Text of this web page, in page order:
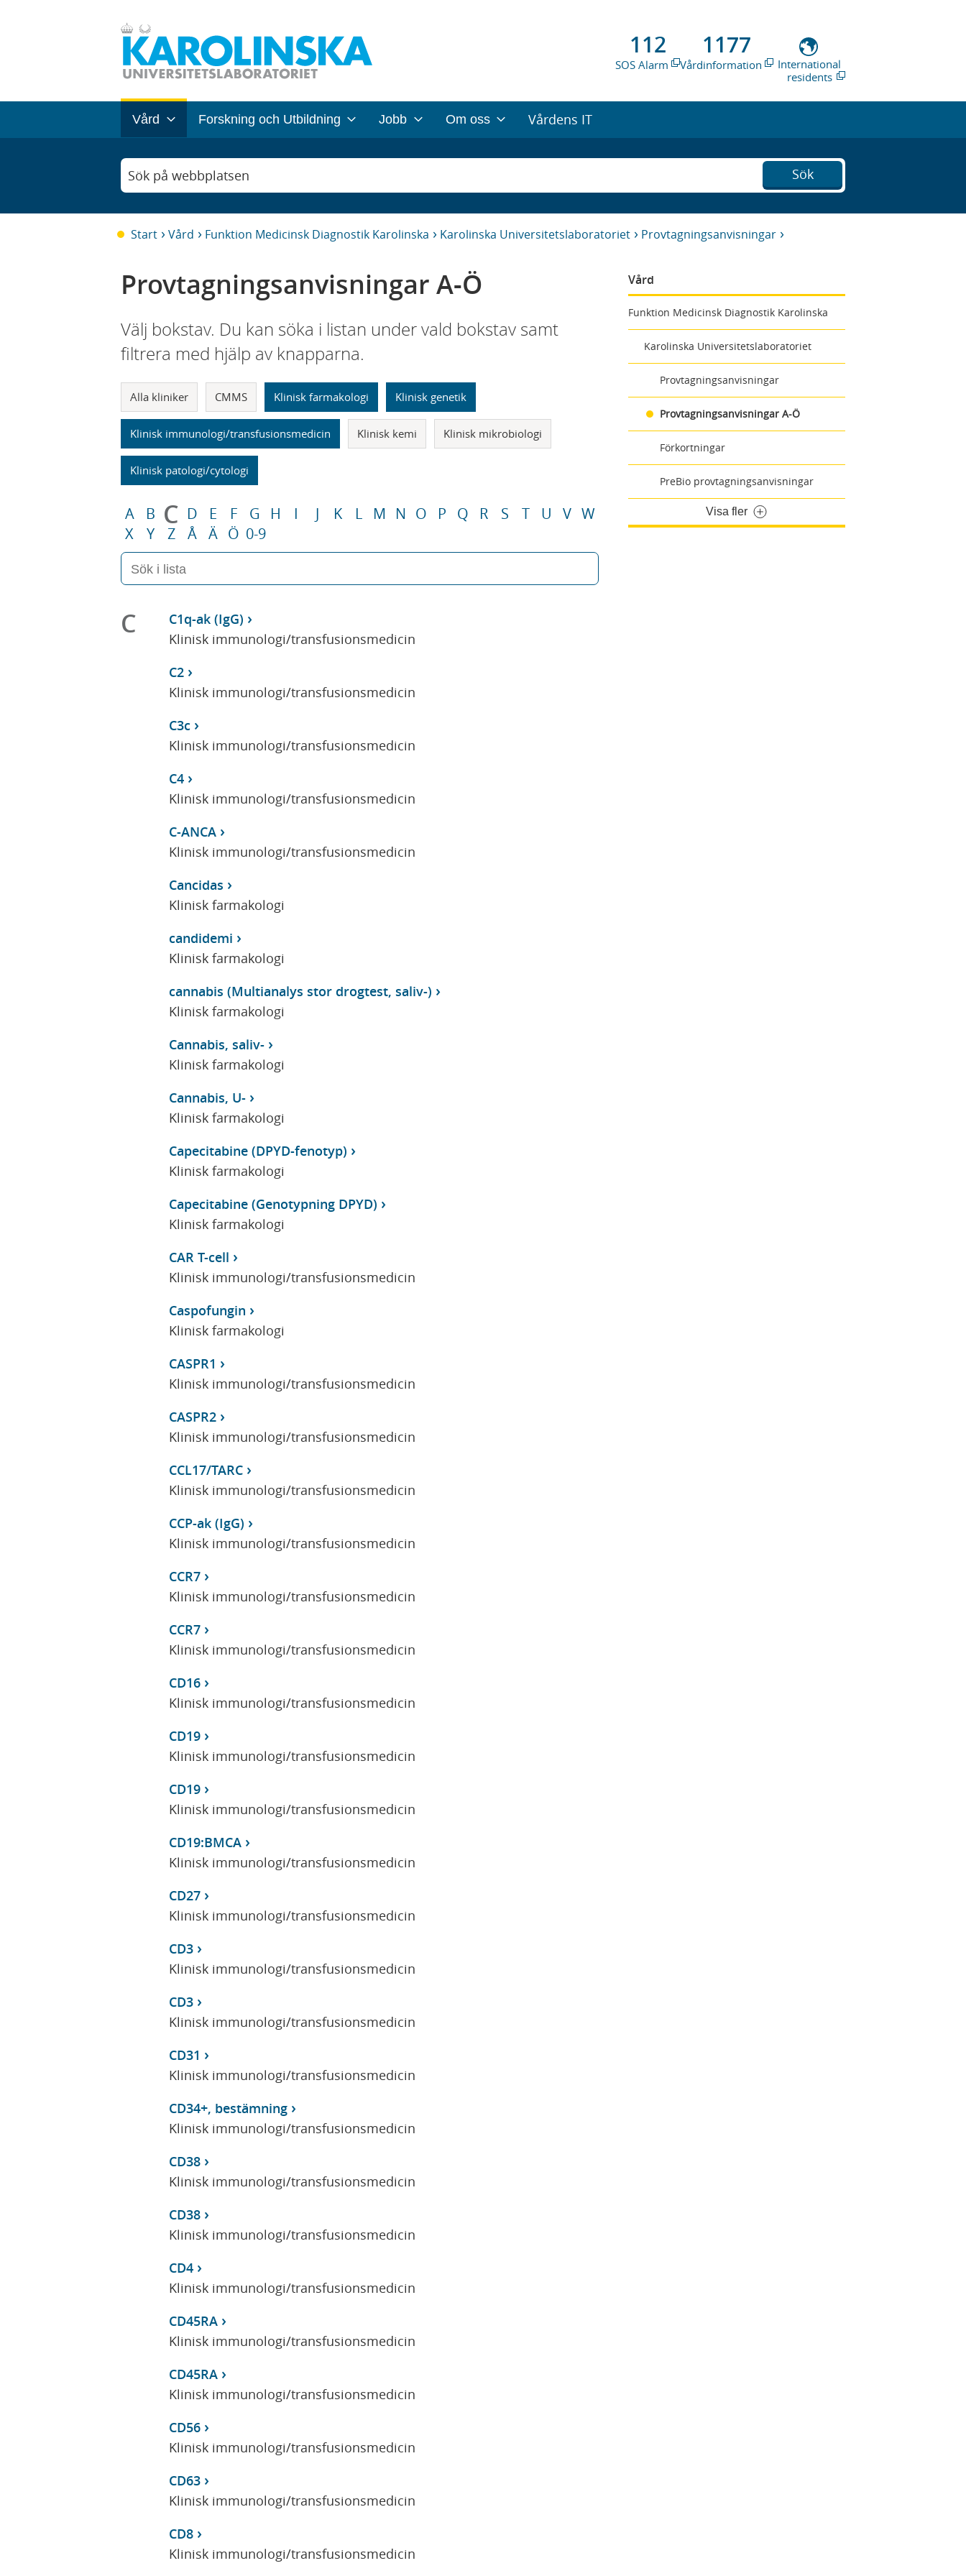
112
SOS Alarm
1177
Vårdinformation
International
residents
Vård Forskning och Utbildning Jobb Om oss Vårdens IT
Sök på webbplatsen Sök
Start Vård Funktion Medicinsk Diagnostik Karolinska Karolinska Universitetslaboratoriet Provtagningsanvisningar
Vård
Funktion Medicinsk Diagnostik Karolinska
Karolinska Universitetslaboratoriet
Provtagningsanvisningar
Provtagningsanvisningar A-Ö
Förkortningar
PreBio provtagningsanvisningar
Visa fler
Provtagningsanvisningar A-Ö
Välj bokstav. Du kan söka i listan under vald bokstav samt
filtrera med hjälp av knapparna.
Alla kliniker CMMS Klinisk farmakologi Klinisk genetik
Klinisk immunologi/transfusionsmedicin Klinisk kemi Klinisk mikrobiologi
Klinisk patologi/cytologi
A B C D E F G H I J K L M N O P Q R S T U V W
X
Y Z Å Ä Ö 0-9
C
C1q-ak (IgG)
Klinisk immunologi/transfusionsmedicin
C2
Klinisk immunologi/transfusionsmedicin
C3c
Klinisk immunologi/transfusionsmedicin
C4
Klinisk immunologi/transfusionsmedicin
C-ANCA
Klinisk immunologi/transfusionsmedicin
Cancidas
Klinisk farmakologi
candidemi
Klinisk farmakologi
cannabis (Multianalys stor drogtest, saliv-)
Klinisk farmakologi
Cannabis, saliv-
Klinisk farmakologi
Cannabis, U-
Klinisk farmakologi
Capecitabine (DPYD-fenotyp)
Klinisk farmakologi
Capecitabine (Genotypning DPYD)
Klinisk farmakologi
CAR T-cell
Klinisk immunologi/transfusionsmedicin
Caspofungin
Klinisk farmakologi
CASPR1
Klinisk immunologi/transfusionsmedicin
CASPR2
Klinisk immunologi/transfusionsmedicin
CCL17/TARC
Klinisk immunologi/transfusionsmedicin
CCP-ak (IgG)
Klinisk immunologi/transfusionsmedicin
CCR7
Klinisk immunologi/transfusionsmedicin
CCR7
Klinisk immunologi/transfusionsmedicin
CD16
Klinisk immunologi/transfusionsmedicin
CD19
Klinisk immunologi/transfusionsmedicin
CD19
Klinisk immunologi/transfusionsmedicin
CD19:BMCA
Klinisk immunologi/transfusionsmedicin
CD27
Klinisk immunologi/transfusionsmedicin
CD3
Klinisk immunologi/transfusionsmedicin
CD3
Klinisk immunologi/transfusionsmedicin
CD31
Klinisk immunologi/transfusionsmedicin
CD34+, bestämning
Klinisk immunologi/transfusionsmedicin
CD38
Klinisk immunologi/transfusionsmedicin
CD38
Klinisk immunologi/transfusionsmedicin
CD4
Klinisk immunologi/transfusionsmedicin
CD45RA
Klinisk immunologi/transfusionsmedicin
CD45RA
Klinisk immunologi/transfusionsmedicin
CD56
Klinisk immunologi/transfusionsmedicin
CD63
Klinisk immunologi/transfusionsmedicin
CD8
Klinisk immunologi/transfusionsmedicin